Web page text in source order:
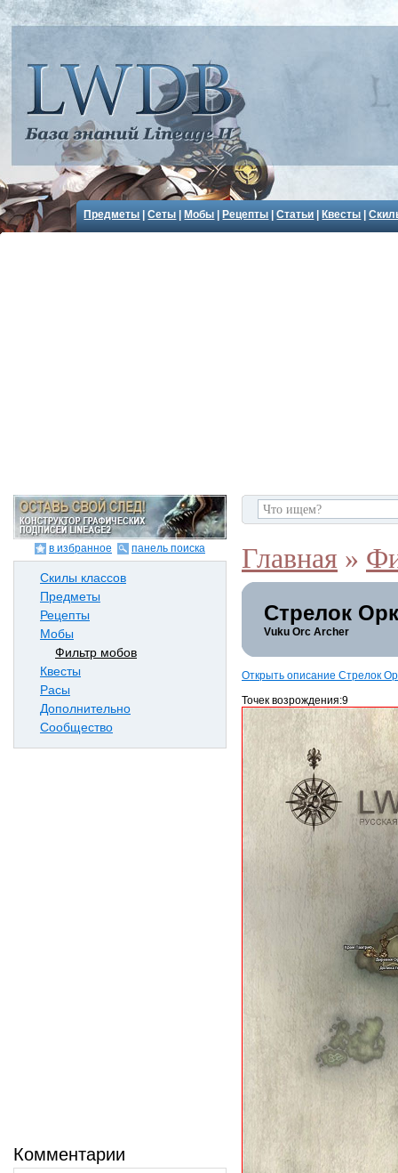
Предметы |Сеты Мобы Рецепты |Статьи Квесты |
в избранное панель поиска
Скилы классов
Предметы
Рецепты
Мобы
Фильтр мобов
Квесты
Расы
Дополнительно
Сообщество
Комментарии
Главная »
Стрелок
Vuku Orc Archer
Открыть описание Стрелок
Точек возрождения:9